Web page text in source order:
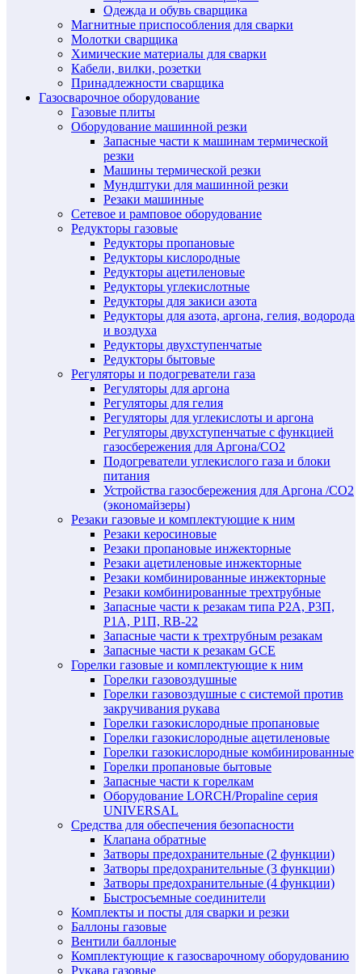
Одежда и обувь сварщика
Магнитные приспособления для сварки
Молотки сварщика
Химические материалы для сварки
Кабели, вилки, розетки
Принадлежности сварщика
Газосварочное оборудование
Газовые плиты
Оборудование машинной резки
Запасные части к машинам термической
резки
Машины термической резки
Мундштуки для машинной резки
Резаки машинные
Сетевое и рамповое оборудование
Редукторы газовые
Редукторы пропановые
Редукторы кислородные
Редукторы ацетиленовые
Редукторы углекислотные
Редукторы для закиси азота
Редукторы для азота, аргона, гелия, водорода
и воздуха
Редукторы двухступенчатые
Редукторы бытовые
Регуляторы и подогреватели газа
Регуляторы для аргона
Регуляторы для гелия
Регуляторы для углекислоты и аргона
Регуляторы двухступенчатые c функцией
газосбережения для Аргона/СО2
Подогреватели углекислого газа и блоки
питания
Устройства газосбережения для Аргона /СО2
(экономайзеры)
Резаки газовые и комплектующие к ним
Резаки керосиновые
Резаки пропановые инжекторные
Резаки ацетиленовые инжекторные
Резаки комбинированные инжекторные
Резаки комбинированные трехтрубные
Запасные части к резакам типа Р2А, Р3П,
Р1А, Р1П, RB-22
Запасные части к трехтрубным резакам
Запасные части к резакам GCE
Горелки газовые и комплектующие к ним
Горелки газовоздушные
Горелки газовоздушные с системой против
закручивания рукава
Горелки газокислородные пропановые
Горелки газокислородные ацетиленовые
Горелки газокислородные комбинированные
Горелки пропановые бытовые
Запасные части к горелкам
Оборудование LORCH/Propaline серия
UNIVERSAL
Средства для обеспечения безопасности
Клапана обратные
Затворы предохранительные (2 функции)
Затворы предохранительные (3 функции)
Затворы предохранительные (4 функции)
Быстросъемные соединители
Комплекты и посты для сварки и резки
Баллоны газовые
Вентили баллоные
Комплектующие к газосварочному оборудованию
Рукава газовые